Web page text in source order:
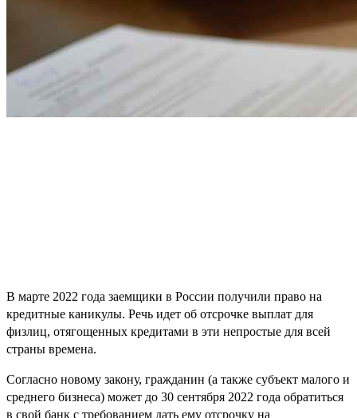
В марте 2022 года заемщики в России получили право на
кредитные каникулы. Речь идет об отсрочке выплат для
физлиц, отягощенных кредитами в эти непростые для всей
страны времена.
Согласно новому закону, гражданин (а также субъект малого и
среднего бизнеса) может до 30 сентября 2022 года обратиться
в свой банк с требованием дать ему отсрочку на